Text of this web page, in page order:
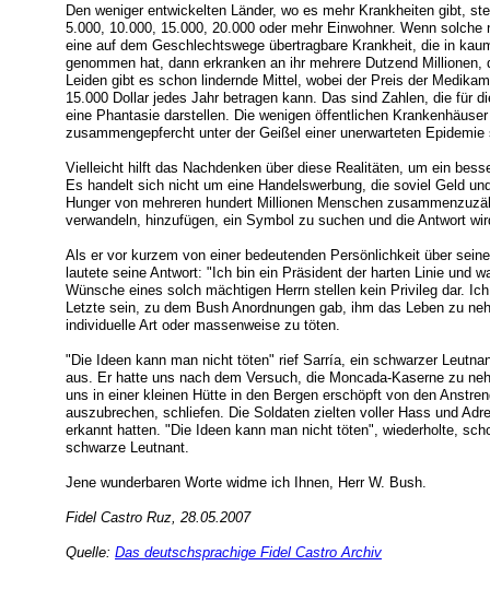
Den weniger entwickelten Länder, wo es mehr Krankheiten gibt,
5.000, 10.000, 15.000, 20.000 oder mehr Einwohner. Wenn
eine auf dem Geschlechtswege übertragbare Krankheit, die in
genommen hat, dann erkranken an ihr mehrere Dutzend
Leiden gibt es schon lindernde Mittel, wobei der Preis der
15.000 Dollar jedes Jahr betragen kann. Das sind Zahlen, die für
eine Phantasie darstellen. Die wenigen öffentlichen
zusammengepfercht unter der Geißel einer unerwarteten Epidemie
Vielleicht hilft das Nachdenken über diese Realitäten, um ein
Es handelt sich nicht um eine Handelswerbung, die soviel Geld
Hunger von mehreren hundert Millionen Menschen
verwandeln, hinzufügen, ein Symbol zu suchen und die Antwort
Als er vor kurzem von einer bedeutenden Persönlichkeit über
lautete seine Antwort: "Ich bin ein Präsident der harten Linie und
Wünsche eines solch mächtigen Herrn stellen kein Privileg dar.
Letzte sein, zu dem Bush Anordnungen gab, ihm das Leben zu
individuelle Art oder massenweise zu töten.
"Die Ideen kann man nicht töten" rief Sarría, ein schwarzer
aus. Er hatte uns nach dem Versuch, die Moncada-Kaserne zu
uns in einer kleinen Hütte in den Bergen erschöpft von den
auszubrechen, schliefen. Die Soldaten zielten voller Hass und
erkannt hatten. "Die Ideen kann man nicht töten", wiederholte,
schwarze Leutnant.
Jene wunderbaren Worte widme ich Ihnen, Herr W. Bush.
Fidel Castro Ruz, 28.05.2007
Quelle: Das deutschsprachige Fidel Castro Archiv